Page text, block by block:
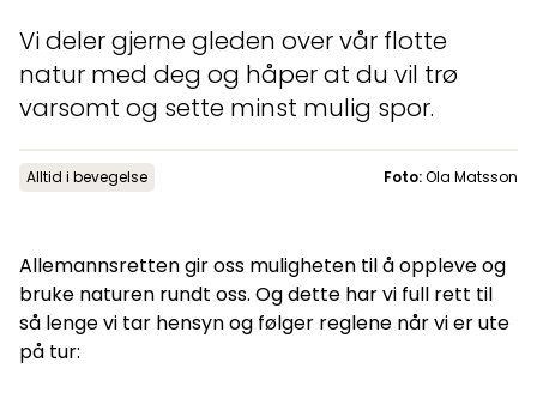
Aktuelt
Topp:6,0m/s Dal:3,0m/s
Vær- og føredata er levert av fnugg,Yr, Meteorologisk institutt og
NRK
Vi deler gjerne gleden over vår flotte
natur med deg og håper at du vil trø
varsomt og sette minst mulig spor.
Alltid i bevegelse Foto:Ola Matsson
Allemannsretten gir oss muligheten til å oppleve og
bruke naturen rundt oss. Og dette har vi full rett til
så lenge vi tar hensyn og følger reglene når vi er ute
på tur: